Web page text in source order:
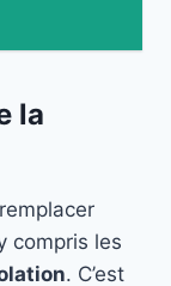
la
compris les
. C’est